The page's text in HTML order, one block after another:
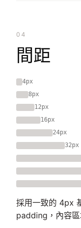
04
間距
4px
8px
12px
16px
24px
32px
採用一致的 4px
padding，內容區